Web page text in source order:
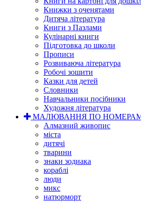
Книжки з оченятами
Дитяча література
Книги з Пазлами
Кулінарні книги
Підготовка до школи
Прописи
Розвиваюча література
Робочі зошити
Казки для детей
Словники
Навчальники посібники
Художня література
МАЛЮВАННЯ ПО
Алмазний живопис
міста
дитячі
тварини
знаки зодиака
кораблі
люди
микс
натюрморт